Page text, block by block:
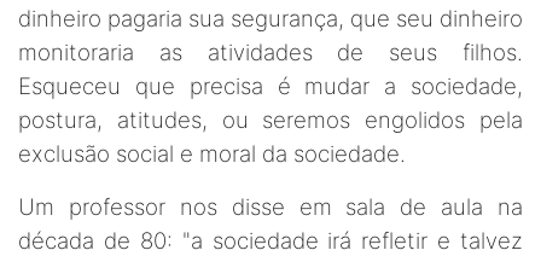
dinheiro pagaria sua segurança, que seu dinheiro
monitoraria as atividades de seus filhos.
Esqueceu que precisa é mudar a sociedade,
postura, atitudes, ou seremos engolidos pela
exclusão social e moral da sociedade.
Um professor nos disse em sala de aula na
década de 80: "a sociedade irá refletir e talvez